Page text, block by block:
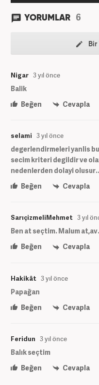
YORUMLAR 6
Nigar 3 yıl önce
Balik
Beğen
Cevapla
selami 3 yıl önce
degerlendirmeleri yanlis
secim kriteri degildir ve
nedenlerden dolayi olusur..
Beğen
Cevapla
SarıçizmeliMehmet 3 yıl
Ben at seçtim. Malum
Beğen
Cevapla
Hakikât 3 yıl önce
Papağan
Beğen
Cevapla
Feridun 3 yıl önce
Balık seçtim
Beğen
Cevapla